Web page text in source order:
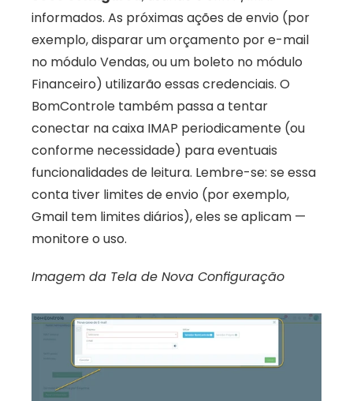
informados. As próximas ações de envio (por
exemplo, disparar um orçamento por e-mail
no módulo Vendas, ou um boleto no módulo
Financeiro) utilizarão essas credenciais. O
BomControle também passa a tentar
conectar na caixa IMAP periodicamente (ou
conforme necessidade) para eventuais
funcionalidades de leitura. Lembre-se: se essa
conta tiver limites de envio (por exemplo,
Gmail tem limites diários), eles se aplicam —
monitore o uso.
Imagem da Tela de Nova Configuração